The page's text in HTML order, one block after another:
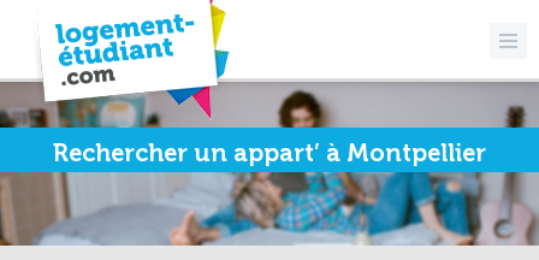
Rechercher un appart’ à Montpellier